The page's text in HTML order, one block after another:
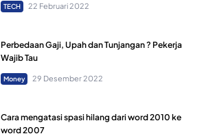
TECH 22 Februari 2022
Perbedaan Gaji, Upah dan Tunjangan ? Pekerja
Wajib Tau
Money 29 Desember 2022
Cara mengatasi spasi hilang dari word 2010 ke
word 2007